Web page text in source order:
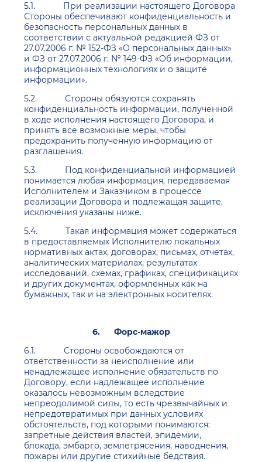
5.1. При реализации настоящего Договора
Стороны обеспечивают конфиденциальность и
безопасность персональных данных в
соответствии с актуальной редакцией ФЗ от
27.07.2006 г. № 152-ФЗ «О персональных данных»
и ФЗ от 27.07.2006 г. № 149-ФЗ «Об информации,
информационных технологиях и о защите
информации».
5.2. Стороны обязуются сохранять
конфиденциальность информации, полученной
в ходе исполнения настоящего Договора, и
принять все возможные меры, чтобы
предохранить полученную информацию от
разглашения.
5.3. Под конфиденциальной информацией
понимается любая информация, передаваемая
Исполнителем и Заказчиком в процессе
реализации Договора и подлежащая защите,
исключения указаны ниже.
5.4. Такая информация может содержаться
в предоставляемых Исполнителю локальных
нормативных актах, договорах, письмах, отчетах,
аналитических материалах, результатах
исследований, схемах, графиках, спецификациях
и других документах, оформленных как на
бумажных, так и на электронных носителях.
6. Форс-мажор
6.1. Стороны освобождаются от
ответственности за неисполнение или
ненадлежащее исполнение обязательств по
Договору, если надлежащее исполнение
оказалось невозможным вследствие
непреодолимой силы, то есть чрезвычайных и
непредотвратимых при данных условиях
обстоятельств, под которыми понимаются:
запретные действия властей, эпидемии,
блокада, эмбарго, землетрясения, наводнения,
пожары или другие стихийные бедствия.